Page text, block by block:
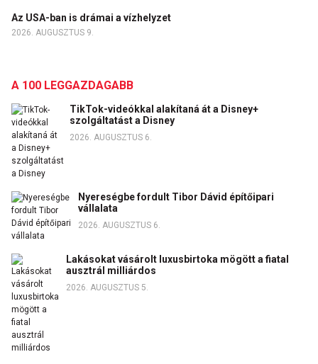
Az USA-ban is drámai a vízhelyzet
2026. AUGUSZTUS 9.
A 100 LEGGAZDAGABB
TikTok-videókkal alakítaná át a Disney+
szolgáltatást a Disney
2026. AUGUSZTUS 6.
Nyereségbe fordult Tibor Dávid építőipari
vállalata
2026. AUGUSZTUS 6.
Lakásokat vásárolt luxusbirtoka mögött a fiatal
ausztrál milliárdos
2026. AUGUSZTUS 5.